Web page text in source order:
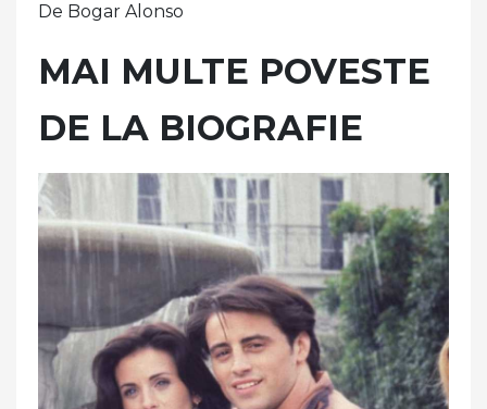
De Bogar Alonso
MAI MULTE POVESTE
DE LA BIOGRAFIE